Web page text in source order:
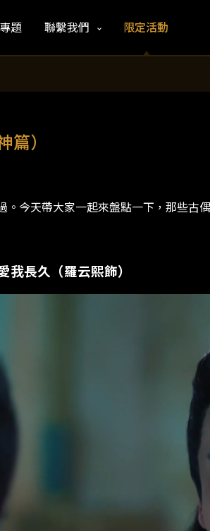
題 聯繫我們 限定活動
）
今天帶大家一起來盤點一下，那些古
我長久（羅云熙飾）